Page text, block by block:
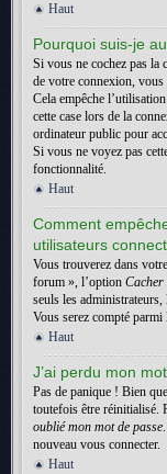
Haut
Pourquoi suis-je
Si vous ne cochez pas la
de votre connexion, vous
Cela empêche
cette case lors de la
ordinateur public pour
Si vous ne voyez pas
fonctionnalité.
Haut
Comment
utilisateurs
Vous trouverez dans
forum », l’option Cacher
seuls les
Vous serez compté
Haut
J’ai perdu mon
Pas de panique ! Bien
toutefois être réinitialisé.
oublié mon mot de passe
nouveau vous connecter.
Haut